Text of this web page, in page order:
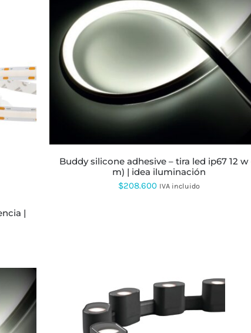
$223.360
hasta
$235.027
ESTE
PRODUCTO
TIENE
MÚLTIPLES
VARIANTES.
LAS
PUEDEN
ELEGIR
EN
LA
PÁGINA
buddy silicone adhesive – tira led ip67 12 w (5
m) | idea iluminación
$208.600 IVA incluido